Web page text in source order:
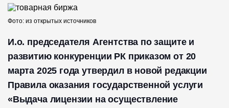
Фото: из открытых источников
И.о. председателя Агентства по защите и
развитию конкуренции РК приказом от 20
марта 2025 года утвердил в новой редакции
Правила оказания государственной услуги
«Выдача лицензии на осуществление